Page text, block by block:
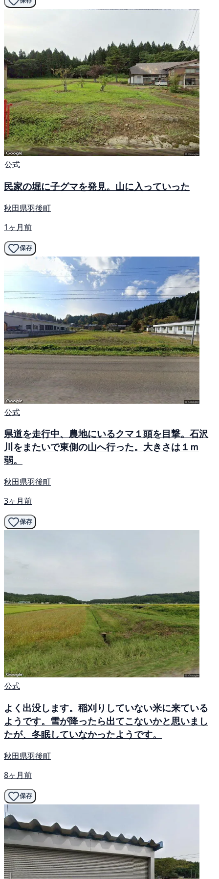
公式
民家の堀に子グマを発見。山に入っていった
秋田県羽後町
1ヶ月前
保存
公式
県道を走行中、農地にいるクマ１頭を目撃。石沢
川をまたいで東側の山へ行った。大きさは１ｍ
弱。
秋田県羽後町
3ヶ月前
保存
公式
よく出没します。稲刈りしていない米に来ている
ようです。雪が降ったら出てこないかと思いまし
たが、冬眠していなかったようです。
秋田県羽後町
8ヶ月前
保存